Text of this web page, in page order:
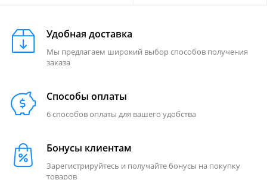
Удобная доставка
Мы предлагаем широкий выбор способов получения
заказа
Способы оплаты
6 способов оплаты для вашего удобства
Бонусы клиентам
Зарегистрируйтесь и получайте бонусы на покупку
товаров